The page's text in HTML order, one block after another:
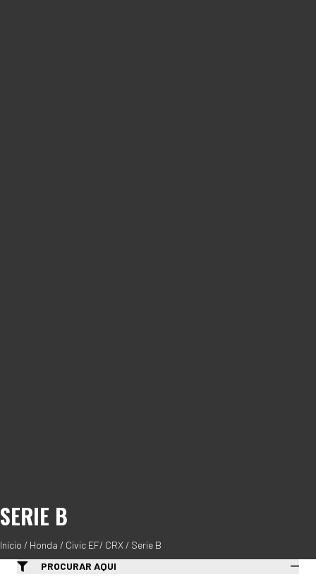
SERIE B
Início / Honda / Civic EF/ CRX / Serie B
PROCURAR AQUI